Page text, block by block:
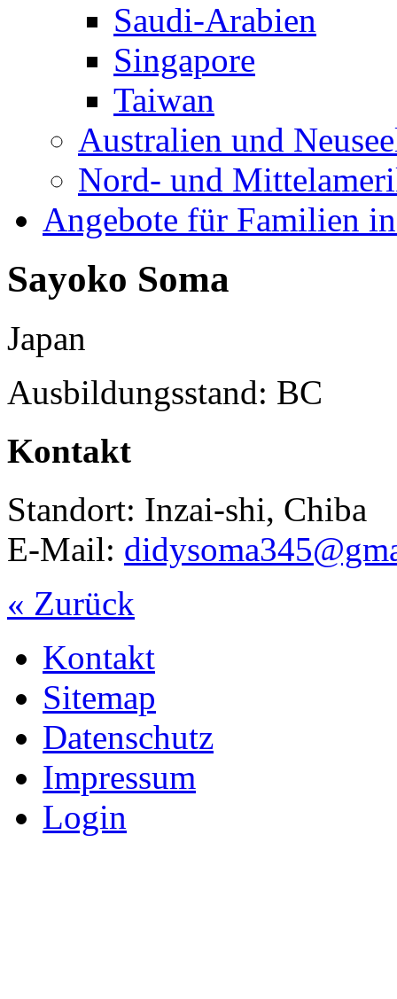
Saudi-Arabien
Singapore
Taiwan
Australien und
Nord- und
Angebote für Familien
Sayoko Soma
Japan
Ausbildungsstand: BC
Kontakt
Standort: Inzai-shi, Chiba
E-Mail:
« Zurück
Kontakt
Sitemap
Datenschutz
Impressum
Login